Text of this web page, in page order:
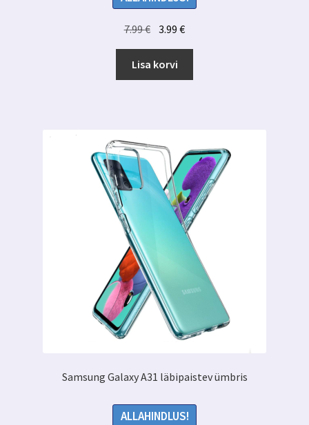
7.99€ Algne
hind
oli:
7.99 €.
3.99€Praegune
hind
3.99 €.
Lisa korvi
Samsung Galaxy A31 läbipaistev ümbris
ALLAHINDLUS!